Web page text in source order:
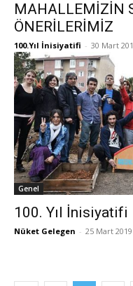
MAHALLEMİZİN
ÖNERİLERİMİZ
100.Yıl İnisiyatifi - 30 Mart
Genel
100. Yıl İnisiyatifi
Nüket Gelegen - 25 Mart 2019